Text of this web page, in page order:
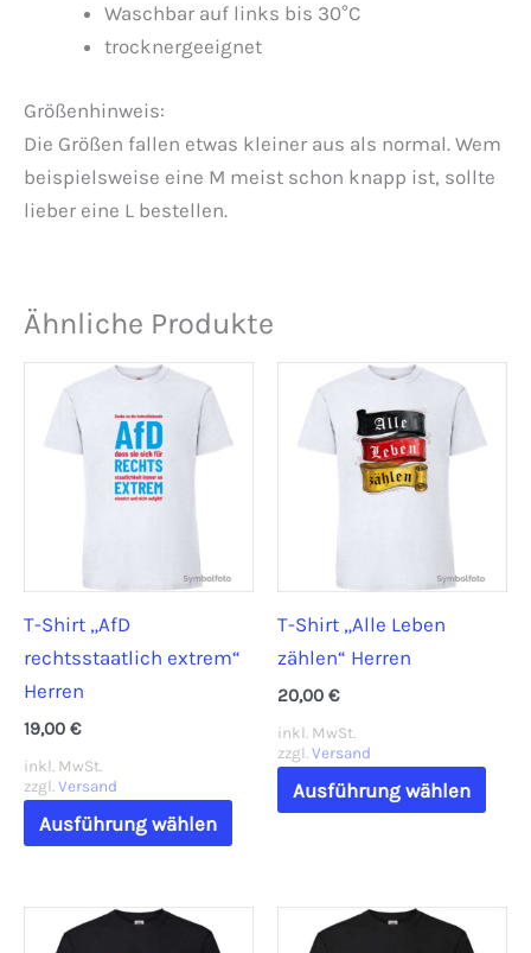
Waschbar auf links bis 30°C
trocknergeeignet
Größenhinweis:
Die Größen fallen etwas kleiner aus als normal. Wem
beispielsweise eine M meist schon knapp ist, sollte
lieber eine L bestellen.
Ähnliche Produkte
T-Shirt „AfD
rechtsstaatlich extrem“
Herren
19,00 €
inkl. MwSt.
zzgl. Versand
Ausführung wählen
Dieses
Produkt
mehrere
Varianten
T-Shirt „Alle Leben
zählen“ Herren
20,00 €
inkl. MwSt.
zzgl. Versand
Ausführung wählen